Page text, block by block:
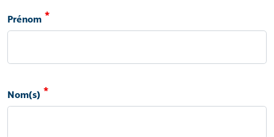
Prénom(s)
Prénom
Nom(s)